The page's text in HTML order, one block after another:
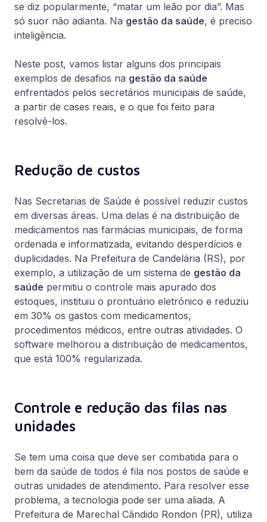
se diz popularmente, “matar um leão por dia”. Mas
só suor não adianta. Na gestão da saúde, é preciso
inteligência.
Neste post, vamos listar alguns dos principais
exemplos de desafios na gestão da saúde
enfrentados pelos secretários municipais de saúde,
a partir de cases reais, e o que foi feito para
resolvê-los.
Redução de custos
Nas Secretarias de Saúde é possível reduzir custos
em diversas áreas. Uma delas é na distribuição de
medicamentos nas farmácias municipais, de forma
ordenada e informatizada, evitando desperdícios e
duplicidades. Na Prefeitura de Candelária (RS), por
exemplo, a utilização de um sistema de gestão da
saúde permitiu o controle mais apurado dos
estoques, instituiu o prontuário eletrônico e reduziu
em 30% os gastos com medicamentos,
procedimentos médicos, entre outras atividades. O
software melhorou a distribuição de medicamentos,
que está 100% regularizada.
Controle e redução das filas nas
unidades
Se tem uma coisa que deve ser combatida para o
bem da saúde de todos é fila nos postos de saúde e
outras unidades de atendimento. Para resolver esse
problema, a tecnologia pode ser uma aliada. A
Prefeitura de Marechal Cândido Rondon (PR), utiliza